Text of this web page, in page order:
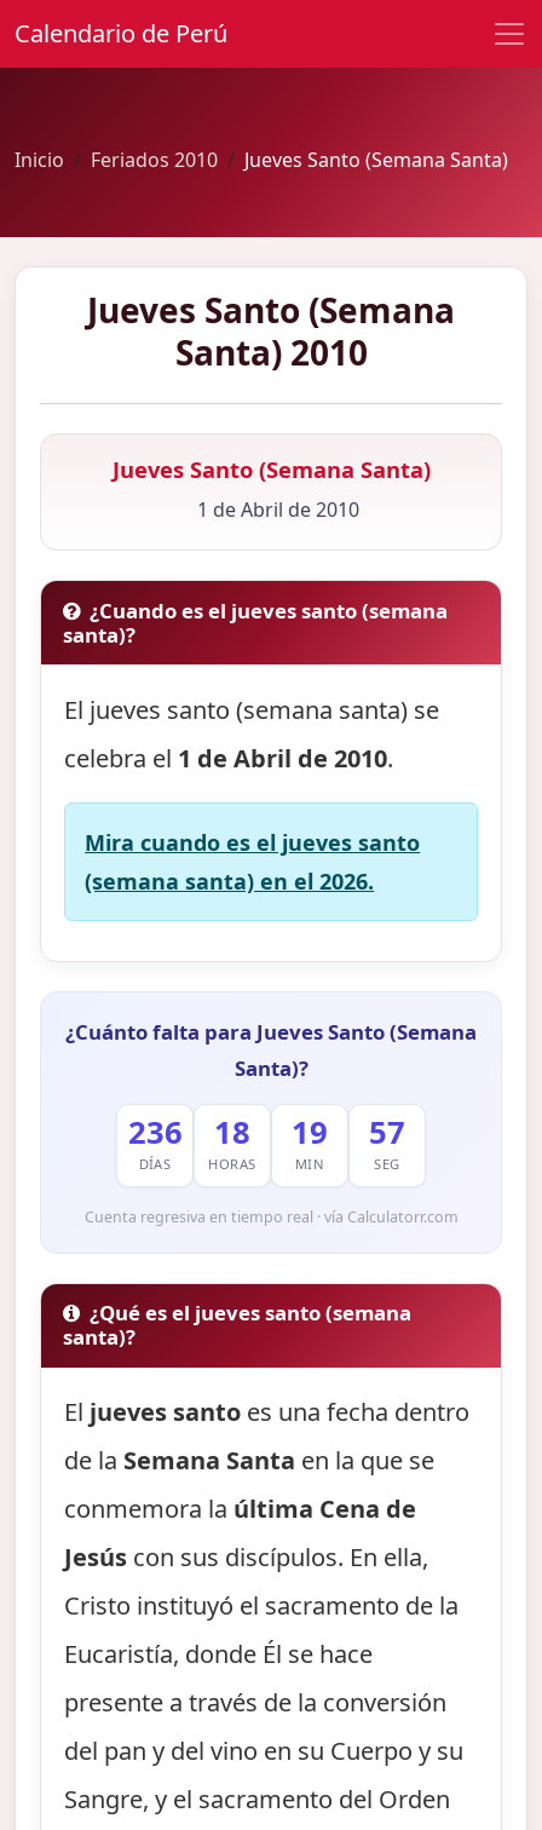
Calendario de Perú
Inicio Feriados 2010 Jueves Santo (Semana Santa)
Jueves Santo (Semana
Santa) 2010
Jueves Santo (Semana Santa)
1 de Abril de 2010
¿Cuando es el jueves santo (semana
santa)?
El jueves santo (semana santa) se
celebra el 1 de Abril de 2010.
Mira cuando es el jueves santo
(semana santa) en el 2026.
¿Cuánto falta para Jueves Santo (Semana
Santa)?
236
DÍAS
18
HORAS
19
MIN
56
SEG
Cuenta regresiva en tiempo real · vía Calculatorr.com
¿Qué es el jueves santo (semana
santa)?
El jueves santo es una fecha dentro
de la Semana Santa en la que se
conmemora la última Cena de
Jesús con sus discípulos. En ella,
Cristo instituyó el sacramento de la
Eucaristía, donde Él se hace
presente a través de la conversión
del pan y del vino en su Cuerpo y su
Sangre, y el sacramento del Orden